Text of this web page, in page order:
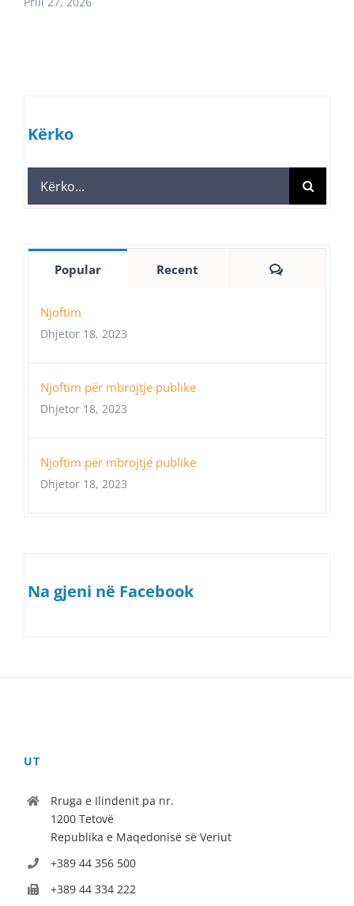
Kërko
Search
for:
Popular Recent Comments
Njoftim
Dhjetor 18, 2023
Njoftim për mbrojtje publike
Dhjetor 18, 2023
Njoftim për mbrojtje publike
Dhjetor 18, 2023
Na gjeni në Facebook
UT
Rruga e Ilindenit pa nr.
1200 Tetovë
Republika e Maqedonisë së Veriut
+389 44 356 500
+389 44 334 222